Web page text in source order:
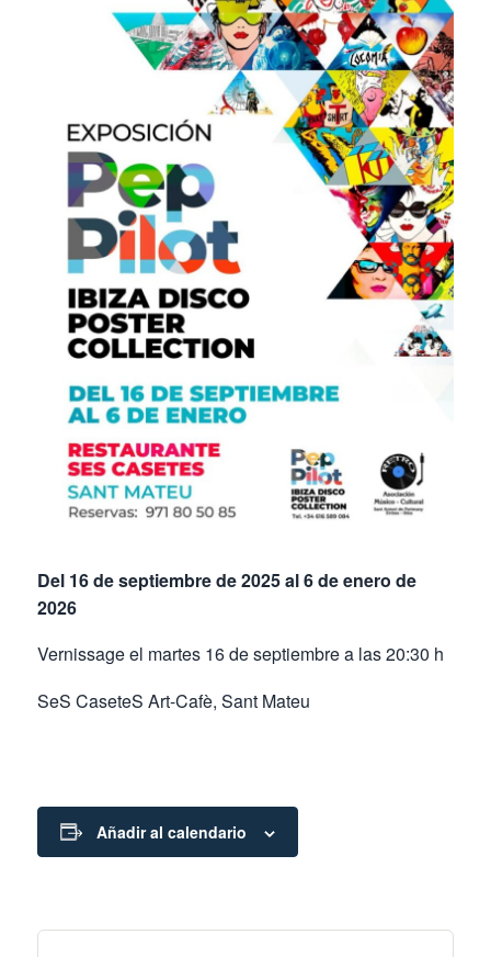
Del 16 de septiembre de 2025 al 6 de enero de
2026
Vernissage el martes 16 de septiembre a las 20:30 h
SeS CaseteS Art-Cafè, Sant Mateu
Añadir al calendario